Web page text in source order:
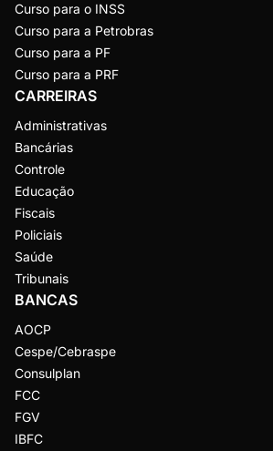
Curso para o INSS
Curso para a Petrobras
Curso para a PF
Curso para a PRF
CARREIRAS
Administrativas
Bancárias
Controle
Educação
Fiscais
Policiais
Saúde
Tribunais
BANCAS
AOCP
Cespe/Cebraspe
Consulplan
FCC
FGV
IBFC